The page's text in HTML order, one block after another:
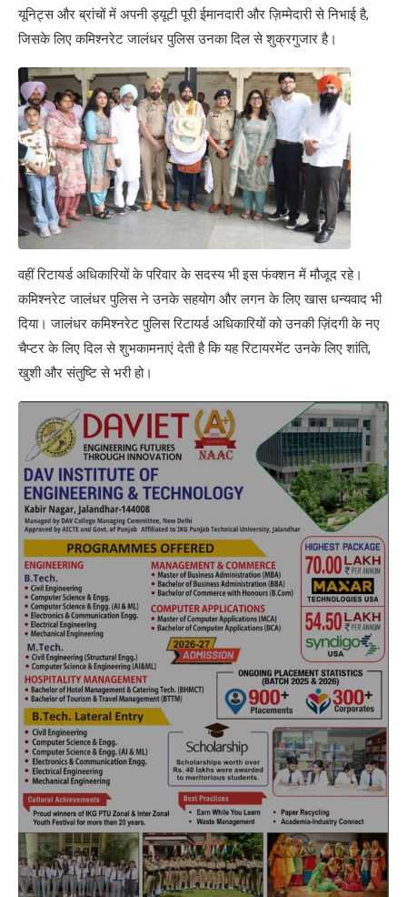
यूनिट्स और ब्रांचों में अपनी ड्यूटी पूरी ईमानदारी और ज़िम्मेदारी से निभाई है,
जिसके लिए कमिश्नरेट जालंधर पुलिस उनका दिल से शुक्रगुजार है।
वहीं रिटायर्ड अधिकारियों के परिवार के सदस्य भी इस फंक्शन में मौजूद रहे।
कमिश्नरेट जालंधर पुलिस ने उनके सहयोग और लगन के लिए खास धन्यवाद भी
दिया। जालंधर कमिश्नरेट पुलिस रिटायर्ड अधिकारियों को उनकी ज़िंदगी के नए
चैप्टर के लिए दिल से शुभकामनाएं देती है कि यह रिटायरमेंट उनके लिए शांति,
खुशी और संतुष्टि से भरी हो।